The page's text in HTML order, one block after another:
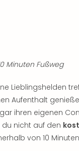
Minuten Fußweg
Lieblingshelden
Aufenthalt
ihren eigenen
du nicht auf den
von 10